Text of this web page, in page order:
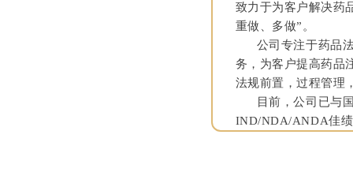
致力于为客户解决药
重做、多做”。
公司专注于药品法
务，为客户提高药品
法规前置，过程管理
目前，公司已与国
IND/NDA/ANDA佳